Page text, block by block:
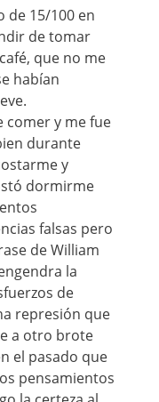
de 15/100 en
de tomar
que no me
habían
comer y me fue
durante
y
dormirme
falsas pero
de William
la
de
represión que
a otro brote
el pasado que
pensamientos